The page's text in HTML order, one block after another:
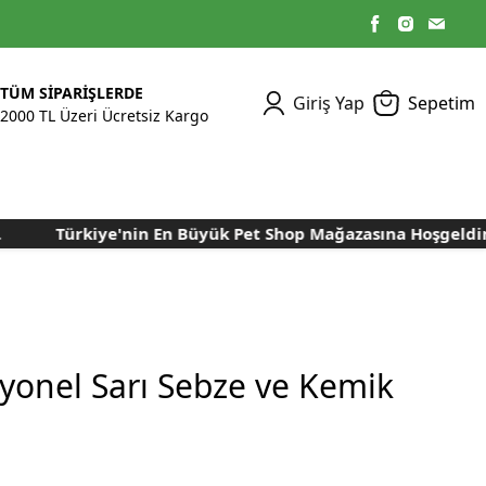
TÜM SİPARİŞLERDE
2000 TL Üzeri Ücretsiz Kargo
Giriş Yap Sepetim
Kümes Ekipmanları
Makineleri
Nem Alma Makineleri
Kuluçka Malzemeleri
Kedi Yaş Mamaları
Bakım Sağlık
Tasmalar
Bakım Sağlık
Tavşan Yemleri
Türkiye'nin En Büyük Pet Shop Mağazasına
Sarı Sebze ve Kemik